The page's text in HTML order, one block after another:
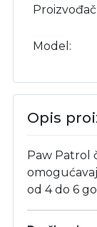
Proizvođač
Model
Opis
Paw Patrol
od 4 do 6